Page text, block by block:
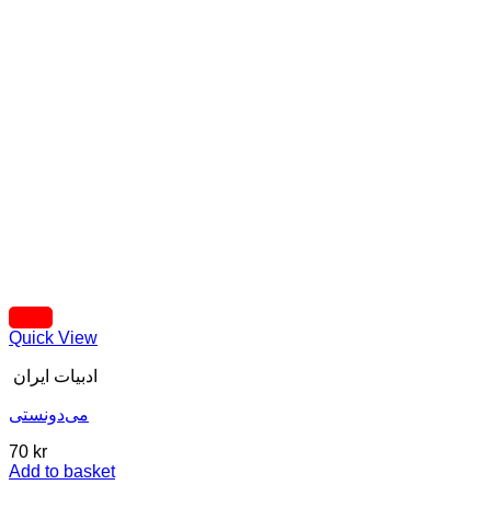
Quick View
ادبیات ایران
می‌دونستی
70 kr
Add to basket